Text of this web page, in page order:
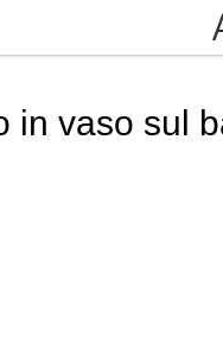
in vaso sul